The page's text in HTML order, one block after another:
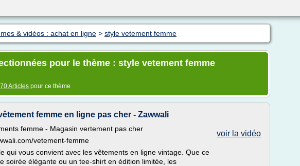
& vidéos : achat en ligne > style vetement femme
pour le thème : style vetement femme
Articles pour ce thème
femme en ligne pas cher - Zawwali
voir la vidéo
femme - Magasin vertement pas cher
vetement-femme
qui vous convient avec les vêtements en ligne vintage. Que ce
soirée élégante ou un tee-shirt en édition limitée, les